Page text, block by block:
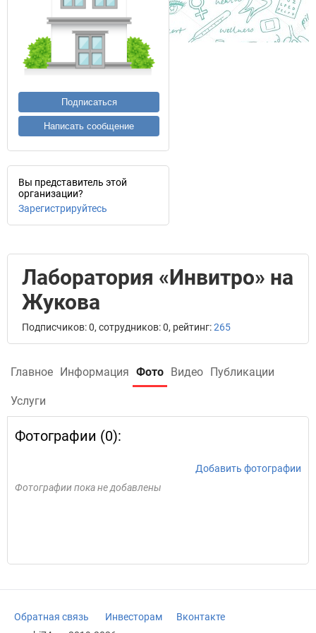
Подписаться
Написать сообщение
Вы представитель этой
организации?
Зарегистрируйтесь
Лаборатория «Инвитро» на
Жукова
Подписчиков: 0, сотрудников: 0, рейтинг:265
Главное Информация Фото Видео Публикации
Услуги
Фотографии (0):
Добавить фотографии
Фотографии пока не добавлены
Обратная связь Инвесторам
Вконтакте